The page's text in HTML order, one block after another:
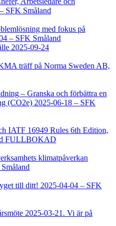
SFK Småland
med fokus på
– SFK Småland
2025-09-24
träff på Norma Sweden AB,
– Granska och förbättra en
(CO2e) 2025-06-18 – SFK
IATF 16949 Rules 6th Edition,
FULLBOKAD
klimatpåverkan
till ditt! 2025-04-04 – SFK
2025-03-21. Vi är på